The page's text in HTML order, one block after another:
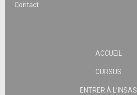
Contact
ACCUEIL
CURSUS
ENTRER À L’INSAS